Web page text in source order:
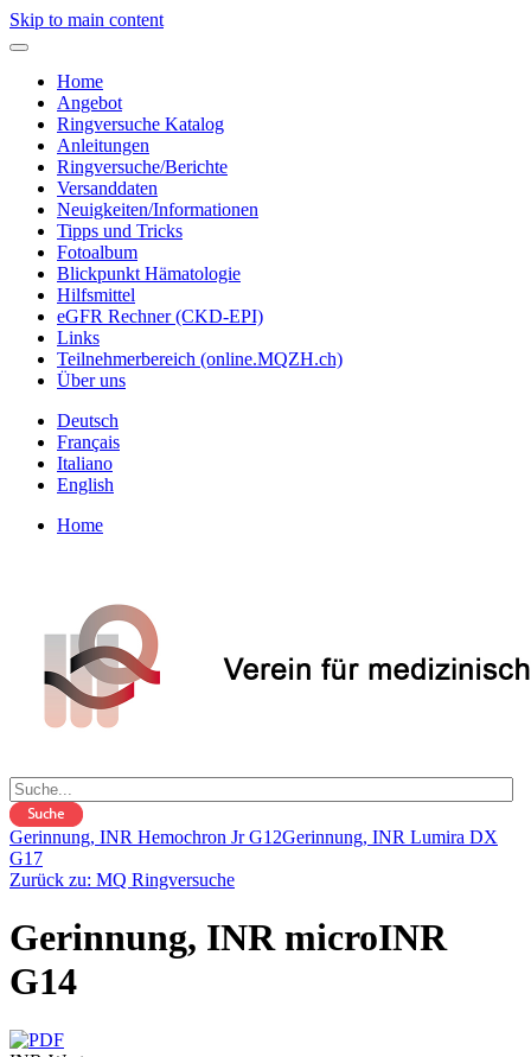
Skip to main content
Home
Angebot
Ringversuche Katalog
Anleitungen
Ringversuche/Berichte
Versanddaten
Neuigkeiten/Informationen
Tipps und Tricks
Fotoalbum
Blickpunkt Hämatologie
Hilfsmittel
eGFR Rechner (CKD-EPI)
Links
Teilnehmerbereich (online.MQZH.ch)
Über uns
Deutsch
Français
Italiano
English
Home
Gerinnung, INR Hemochron Jr G12Gerinnung, INR Lumira DX
G17
Zurück zu: MQ Ringversuche
Gerinnung, INR microINR
G14